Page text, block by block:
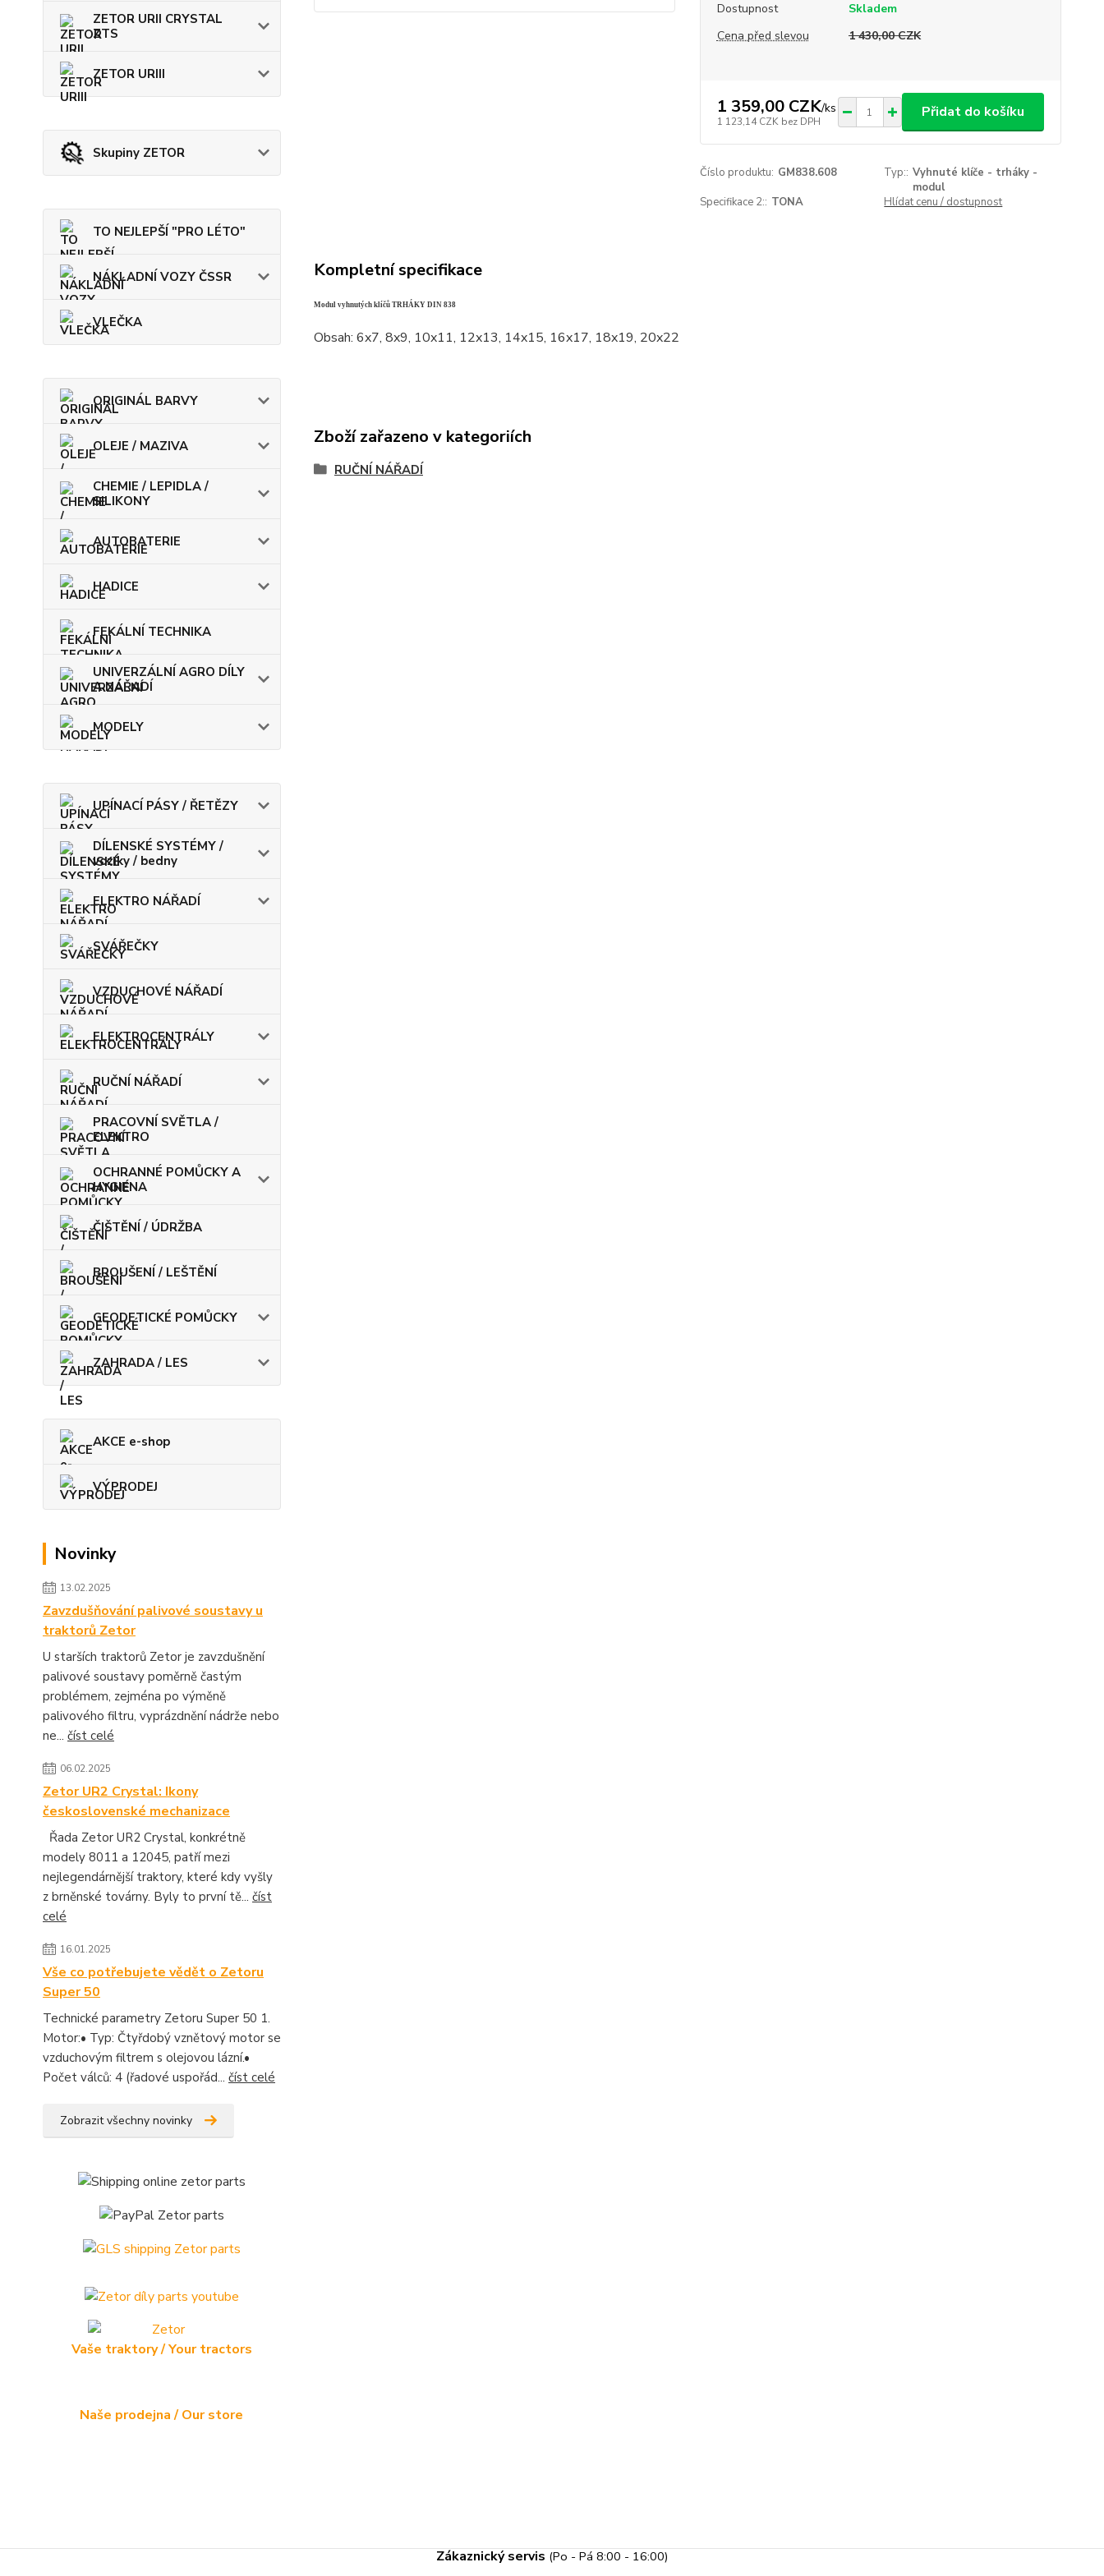
ZETOR URII CRYSTAL
ZTS
ZETOR URIII
Skupiny ZETOR
TO NEJLEPŠÍ "PRO LÉTO"
NÁKLADNÍ VOZY ČSSR
VLEČKA
ORIGINÁL BARVY
OLEJE / MAZIVA
CHEMIE / LEPIDLA /
SILIKONY
AUTOBATERIE
HADICE
FEKÁLNÍ TECHNIKA
UNIVERZÁLNÍ AGRO DÍLY
A NÁŘADÍ
MODELY
UPÍNACÍ PÁSY / ŘETĚZY
DÍLENSKÉ SYSTÉMY /
vozíky / bedny
ELEKTRO NÁŘADÍ
SVÁŘEČKY
VZDUCHOVÉ NÁŘADÍ
ELEKTROCENTRÁLY
RUČNÍ NÁŘADÍ
PRACOVNÍ SVĚTLA /
ELEKTRO
OCHRANNÉ POMŮCKY A
HYGIENA
ČIŠTĚNÍ / ÚDRŽBA
BROUŠENÍ / LEŠTĚNÍ
GEODETICKÉ POMŮCKY
ZAHRADA / LES
AKCE e-shop
VÝPRODEJ
Novinky
13.02.2025
Zavzdušňování palivové soustavy u
traktorů Zetor
U starších traktorů Zetor je zavzdušnění
palivové soustavy poměrně častým
problémem, zejména po výměně
palivového filtru, vyprázdnění nádrže nebo
ne... číst celé
06.02.2025
Zetor UR2 Crystal: Ikony
československé mechanizace
Řada Zetor UR2 Crystal, konkrétně
modely 8011 a 12045, patří mezi
nejlegendárnější traktory, které kdy vyšly
z brněnské továrny. Byly to první tě... číst
celé
16.01.2025
Vše co potřebujete vědět o Zetoru
Super 50
Technické parametry Zetoru Super 50 1.
Motor:• Typ: Čtyřdobý vznětový motor se
vzduchovým filtrem s olejovou lázní.•
Počet válců: 4 (řadové uspořád... číst celé
Zobrazit všechny novinky
Vaše traktory / Your tractors
Naše prodejna / Our store
Dostupnost
Skladem
Cena před slevou
1 430,00 CZK
1 359,00 CZK/ks
1 123,14 CZK bez DPH
Přidat do košíku
Číslo produktu: GM838.608 Typ:: Vyhnuté klíče - trháky -
modul
Specifikace 2:: TONA Hlídat cenu / dostupnost
Kompletní specifikace
Modul vyhnutých klíčů TRHÁKY DIN 838
Obsah: 6x7, 8x9, 10x11, 12x13, 14x15, 16x17, 18x19, 20x22
Zboží zařazeno v kategoriích
RUČNÍ NÁŘADÍ
Zákaznický servis (Po - Pá 8:00 - 16:00)